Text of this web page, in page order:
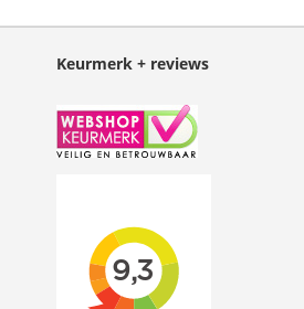
Keurmerk + reviews